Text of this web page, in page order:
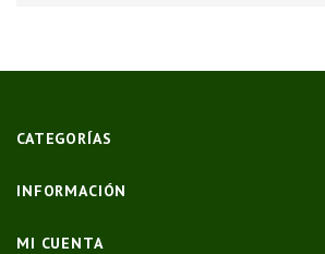
CATEGORÍAS
INFORMACIÓN
MI CUENTA